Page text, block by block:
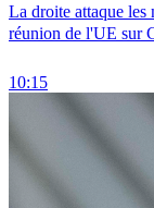
La droite attaque les
réunion de l'UE sur
10:15